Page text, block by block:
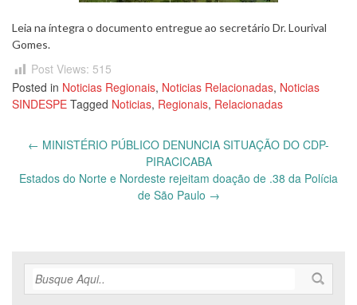
Leia na íntegra o documento entregue ao secretário Dr. Lourival
Gomes.
Post Views: 515
Posted in Noticias Regionais, Noticias Relacionadas, Noticias
SINDESPE Tagged Noticias, Regionais, Relacionadas
Post
← MINISTÉRIO PÚBLICO DENUNCIA SITUAÇÃO DO CDP-
PIRACICABA
Estados do Norte e Nordeste rejeitam doação de .38 da Polícia
de São Paulo →